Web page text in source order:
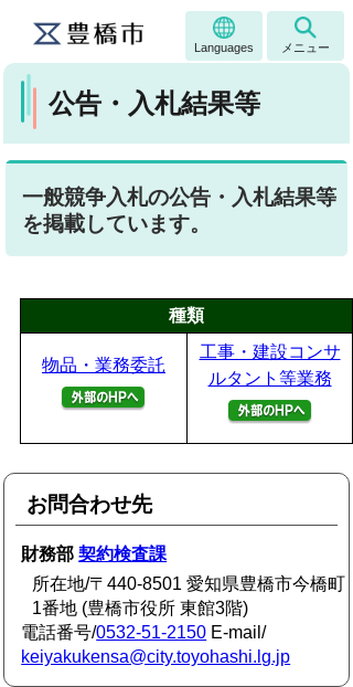
Languages メニュー
公告・入札結果等
一般競争入札の公告・入札結果等
を掲載しています。
種類
物品・業務委託
工事・建設コンサ
ルタント等業務
お問合わせ先
財務部契約検査課
所在地/〒440-8501 愛知県豊橋市今橋町
1番地 (豊橋市役所 東館3階)
電話番号/0532-51-2150 E-mail/
keiyakukensa@city.toyohashi.lg.jp